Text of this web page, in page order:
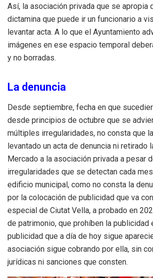
Así, la asociación privada que se apropia
dictamina que puede ir un funcionario a
levantar acta. A lo que el Ayuntamiento
imágenes en ese espacio temporal
y no borradas.
La denuncia
Desde septiembre, fecha en que
desde principios de octubre que se
múltiples irregularidades, no consta que
levantado un acta de denuncia ni retirado
Mercado a la asociación privada a pesar
irregularidades que se detectan cada
edificio municipal, como no consta la
por la colocación de publicidad que va
especial de Ciutat Vella, a probado en
de patrimonio, que prohíben la publicidad
publicidad que a día de hoy sigue
asociación sigue cobrando por ella, sin
jurídicas ni sanciones que consten.